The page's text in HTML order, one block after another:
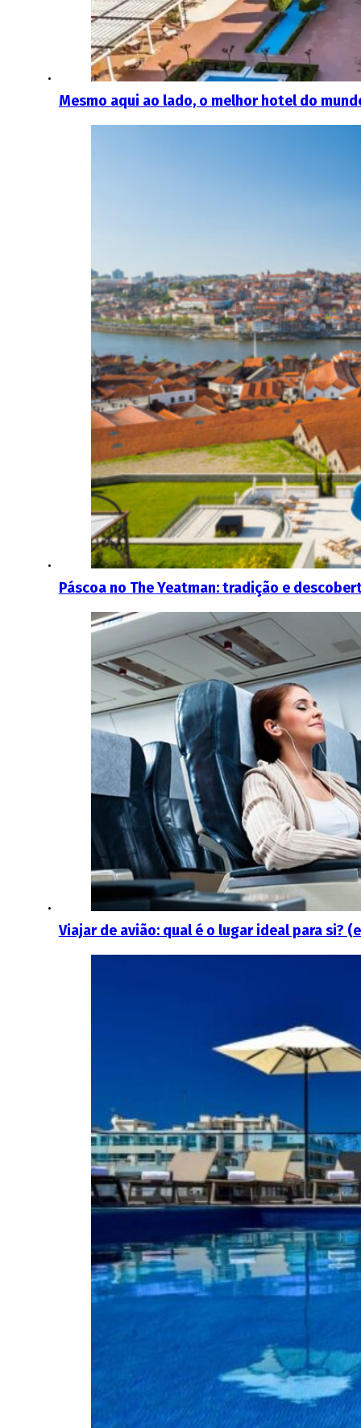
Mesmo aqui ao lado, o melhor hotel do
Páscoa no The Yeatman: tradição e
Viajar de avião: qual é o lugar ideal para si?